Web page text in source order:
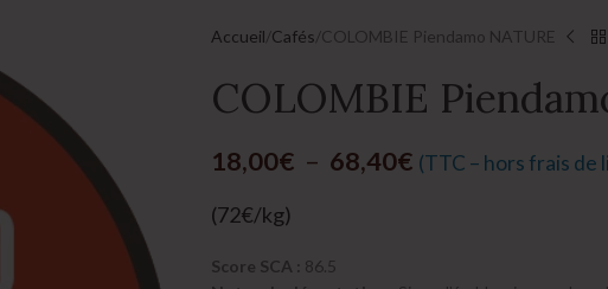
Accueil Cafés COLOMBIE Piendamo NATURE
COLOMBIE
18,00€ – 68,40€ (TTC – hors frais de
(72€/kg)
Score SCA : 86.5